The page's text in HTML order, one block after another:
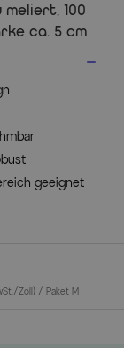
meliert, 100
ca. 5 cm
geeignet
Zoll) / Paket M